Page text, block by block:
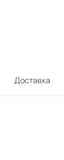
Доставка